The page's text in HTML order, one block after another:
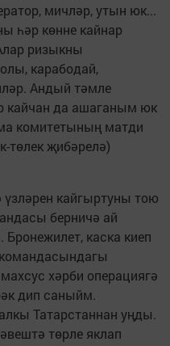
мичләр, утын юк...
һәр көнне кайнар
ризыкны
карабодай,
Андый тәмле
кайчан да ашаганым юк
комитетының матди
төлек җибәрелә)
кайгыртуны тою
берничә ай
каска киеп
хәрби операциягә
дип саныйм.
Татарстаннан уңды.
төрле яклап